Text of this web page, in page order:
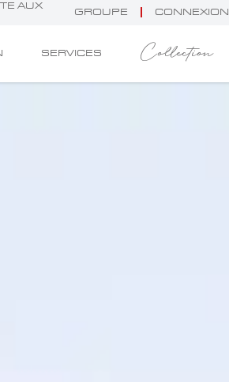
AUX
GROUPE CONNEXION
SERVICES Collection